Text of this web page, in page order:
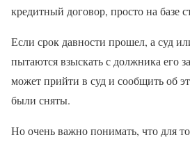
кредитный договор, просто на базе
Если срок давности прошел, а суд
пытаются взыскать с должника его
может прийти в суд и сообщить об
были сняты.
Но очень важно понимать, что для